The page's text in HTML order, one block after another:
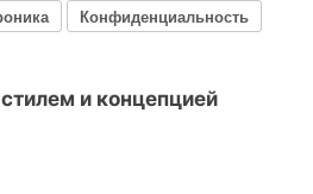
Конфиденциальность
и концепцией